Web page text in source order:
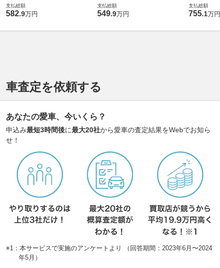
支払総額
582.9万円
支払総額
549.9万円
支払総額
755.1万円
車査定を依頼する
あなたの愛車、今いくら？
申込み最短3時間後に最大20社から愛車の査定結果をWebでお知ら
せ！
※1：本サービスで実施のアンケートより （回答期間：2023年6月〜2024
年5月）